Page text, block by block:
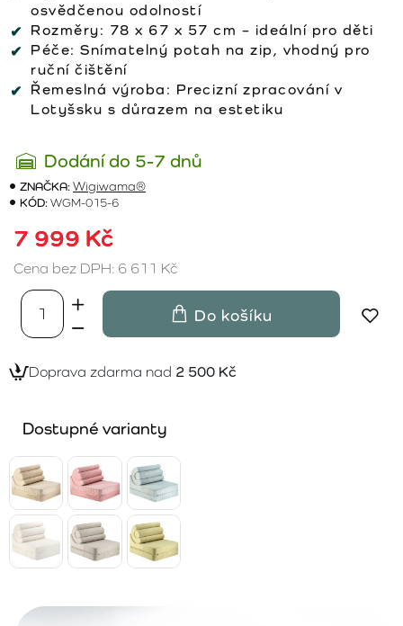
osvědčenou odolností
Rozměry: 78 x 67 x 57 cm – ideální pro děti
Péče: Snímatelný potah na zip, vhodný pro
ruční čištění
Řemeslná výroba: Precizní zpracování v
Lotyšsku s důrazem na estetiku
Dodání do 5-7 dnů
ZNAČKA:Wigiwama®
KÓD:WGM-015-6
7 999 Kč
Cena bez DPH: 6 611 Kč
Do košíku
Doprava zdarma nad 2 500 Kč
Dostupné varianty